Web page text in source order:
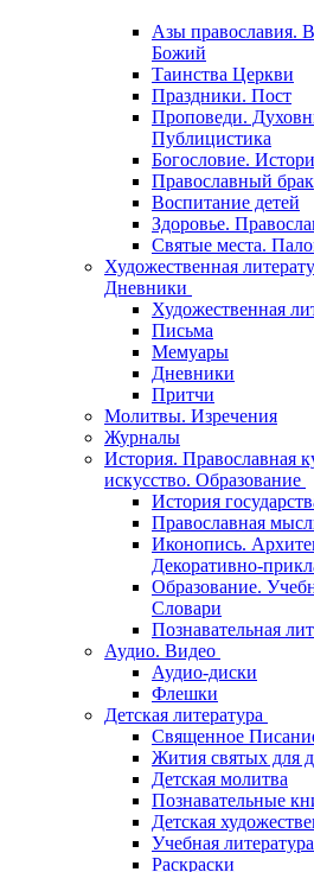
Азы православия.
Божий
Таинства Церкви
Праздники. Пост
Проповеди.
Публицистика
Богословие.
Православный брак
Воспитание детей
Здоровье.
Святые места.
Художественная
Дневники
Художественная
Письма
Мемуары
Дневники
Притчи
Молитвы. Изречения
Журналы
История. Православная
искусство. Образование
История
Православная
Иконопись.
Декоративно-
Образование.
Словари
Познавательная
Аудио. Видео
Аудио-диски
Флешки
Детская литература
Священное
Жития святых для
Детская молитва
Познавательные
Детская
Учебная
Раскраски